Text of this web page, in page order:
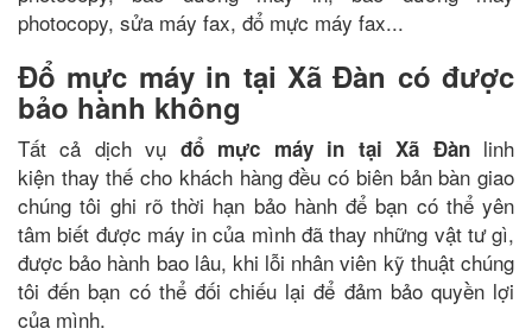
photocopy, sửa máy fax, đổ mực máy fax...
Đổ mực máy in tại Xã Đàn có được
bảo hành không
Tất cả dịch vụ đổ mực máy in tại Xã Đànlinh
kiện thay thế cho khách hàng đều có biên bản bàn giao
chúng tôi ghi rõ thời hạn bảo hành để bạn có thể yên
tâm biết được máy in của mình đã thay những vật tư gì,
được bảo hành bao lâu, khi lỗi nhân viên kỹ thuật chúng
tôi đến bạn có thể đối chiếu lại để đảm bảo quyền lợi
của mình.